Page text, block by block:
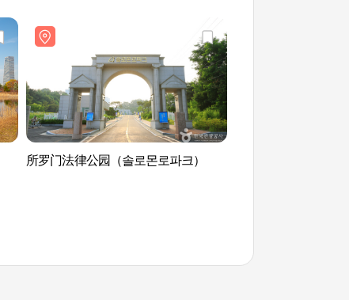
所罗门法律公园（솔로몬로파크）